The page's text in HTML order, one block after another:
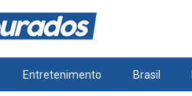
Entretenimento Brasil